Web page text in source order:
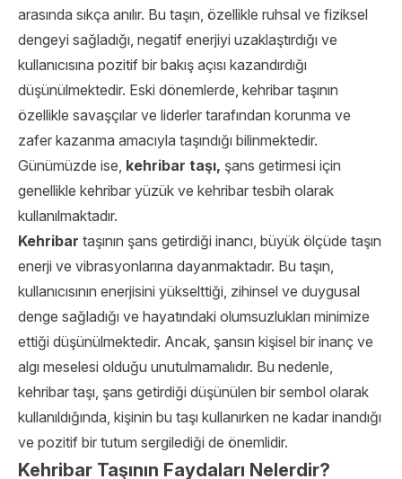
arasında sıkça anılır. Bu taşın, özellikle ruhsal ve fiziksel
dengeyi sağladığı, negatif enerjiyi uzaklaştırdığı ve
kullanıcısına pozitif bir bakış açısı kazandırdığı
düşünülmektedir. Eski dönemlerde, kehribar taşının
özellikle savaşçılar ve liderler tarafından korunma ve
zafer kazanma amacıyla taşındığı bilinmektedir.
Günümüzde ise, kehribar taşı, şans getirmesi için
genellikle kehribar yüzük ve kehribar tesbih olarak
kullanılmaktadır.
Kehribar taşının şans getirdiği inancı, büyük ölçüde taşın
enerji ve vibrasyonlarına dayanmaktadır. Bu taşın,
kullanıcısının enerjisini yükselttiği, zihinsel ve duygusal
denge sağladığı ve hayatındaki olumsuzlukları minimize
ettiği düşünülmektedir. Ancak, şansın kişisel bir inanç ve
algı meselesi olduğu unutulmamalıdır. Bu nedenle,
kehribar taşı, şans getirdiği düşünülen bir sembol olarak
kullanıldığında, kişinin bu taşı kullanırken ne kadar inandığı
ve pozitif bir tutum sergilediği de önemlidir.
Kehribar Taşının Faydaları Nelerdir?